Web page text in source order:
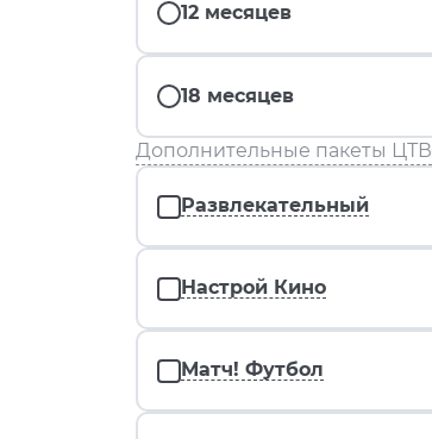
12 месяцев
18 месяцев
Дополнительные пакеты ЦТВ
Развлекательный
Настрой Кино
Матч! Футбол